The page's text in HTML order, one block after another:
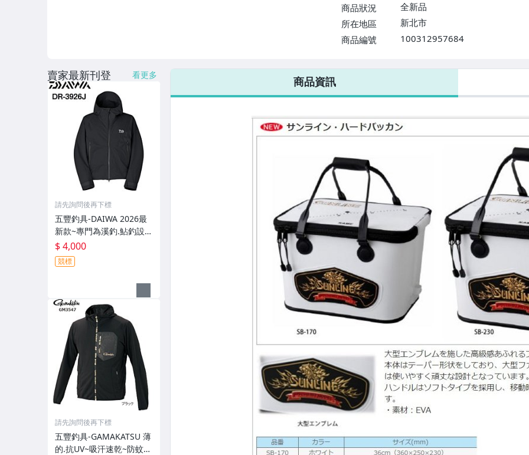
商品狀況
全新品
所在地區
新北市
商品編號
100312957684
商品資訊
賣家最新刊登 看更多
請先詢問後再下標
五豐釣具-DAIWA 2026最
新款~專門為溪釣.鮎釣設計
的~輕便.薄的短版防水雨衣
DR-3926J外套特價4000元
$ 4,000
競標
請先詢問後再下標
五豐釣具-GAMAKATSU 薄
的.抗UV~吸汗速乾~防蚊~